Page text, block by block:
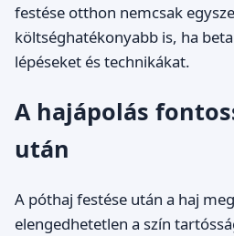
festése otthon nemcsak
költséghatékonyabb is, ha
lépéseket és technikákat.
A hajápolás
után
A póthaj festése után a haj
elengedhetetlen a szín